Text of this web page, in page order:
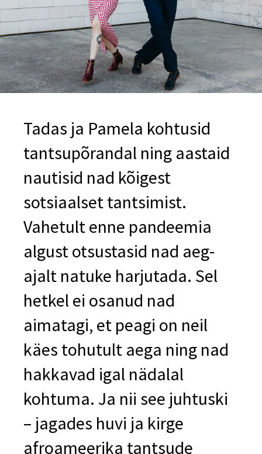
Tadas ja Pamela kohtusid
tantsupõrandal ning aastaid
nautisid nad kõigest
sotsiaalset tantsimist.
Vahetult enne pandeemia
algust otsustasid nad aeg-
ajalt natuke harjutada. Sel
hetkel ei osanud nad
aimatagi, et peagi on neil
käes tohutult aega ning nad
hakkavad igal nädalal
kohtuma. Ja nii see juhtuski
– jagades huvi ja kirge
afroameerika tantsude